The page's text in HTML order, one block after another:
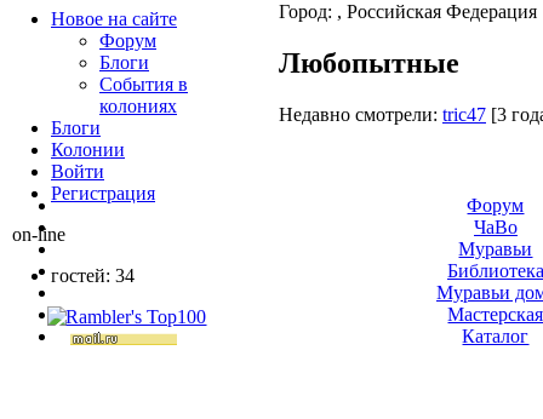
Город: , Российская Федерация
Любопытные
Недавно смотрели: tric47 [3
Новое на сайте
Форум
Блоги
События в
колониях
Блоги
Колонии
Войти
Peгиcтpaция
on-line
гостей: 34
Форум
ЧаВо
Муравьи
Библиотека
Муравьи
Мастерская
Каталог